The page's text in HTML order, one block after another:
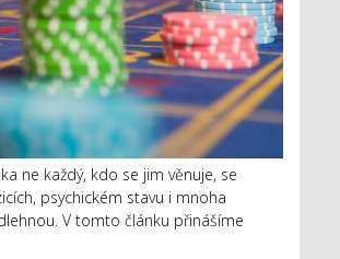
ne každý, kdo se jim věnuje, se
psychickém stavu i mnoha
V tomto článku přinášíme